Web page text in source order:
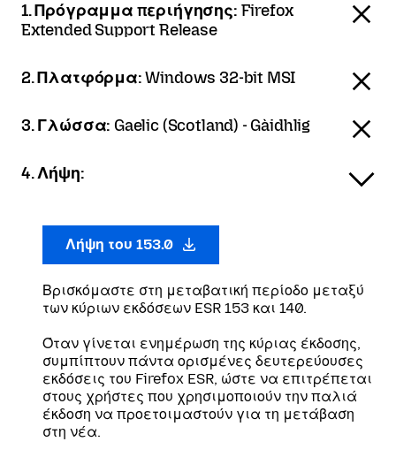
1. Πρόγραμμα περιήγησης: Firefox
Extended Support Release
2. Πλατφόρμα:Windows 32-bit MSI
3. Γλώσσα: Gaelic (Scotland) - Gàidhlig
4. Λήψη:
Λήψη του 153.0
Βρισκόμαστε στη μεταβατική περίοδο μεταξύ
των κύριων εκδόσεων ESR 153 και 140.
Όταν γίνεται ενημέρωση της κύριας έκδοσης,
συμπίπτουν πάντα ορισμένες δευτερεύουσες
εκδόσεις του Firefox ESR, ώστε να επιτρέπεται
στους χρήστες που χρησιμοποιούν την παλιά
έκδοση να προετοιμαστούν για τη μετάβαση
στη νέα.